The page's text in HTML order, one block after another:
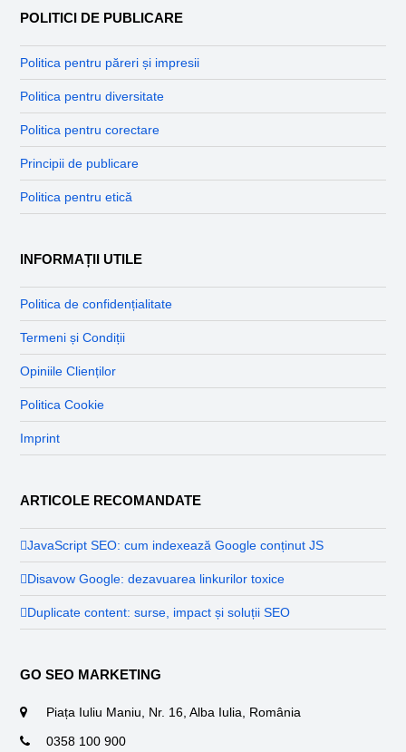
POLITICI DE PUBLICARE
Politica pentru păreri și impresii
Politica pentru diversitate
Politica pentru corectare
Principii de publicare
Politica pentru etică
INFORMAȚII UTILE
Politica de confidențialitate
Termeni și Condiții
Opiniile Clienților
Politica Cookie
Imprint
ARTICOLE RECOMANDATE
JavaScript SEO: cum indexează Google conținut JS
Disavow Google: dezavuarea linkurilor toxice
Duplicate content: surse, impact și soluții SEO
GO SEO MARKETING
Piața Iuliu Maniu, Nr. 16, Alba Iulia, România
0358 100 900